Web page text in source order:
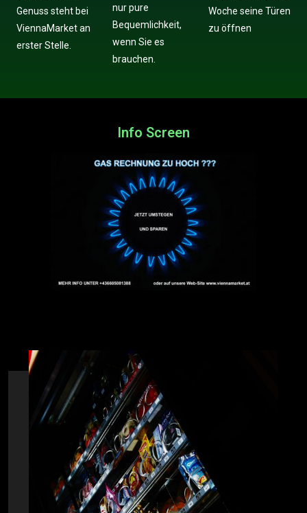
Genuss steht bei
ViennaMarket an
erster Stelle.
nur pure
Bequemlichkeit,
wenn Sie es
brauchen.
Woche seine Türen
zu öffnen
Info Screen